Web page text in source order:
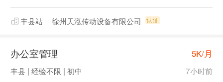
丰县站 徐州天泓传动设备有限公司
办公室管理 5K/月
丰县 | 经验不限 | 初中 7小时前